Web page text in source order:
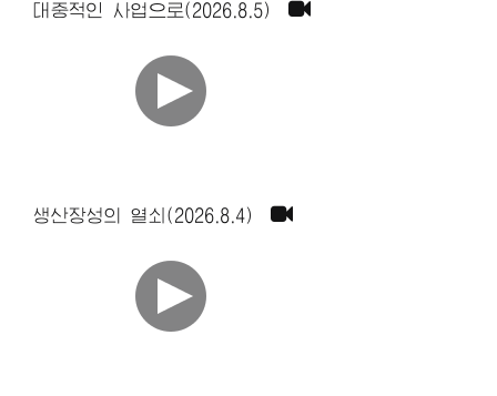
대중적인 사업으로(2026.8.5)
생산장성의 열쇠(2026.8.4)